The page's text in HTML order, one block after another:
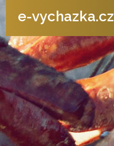
e-vychazka.cz